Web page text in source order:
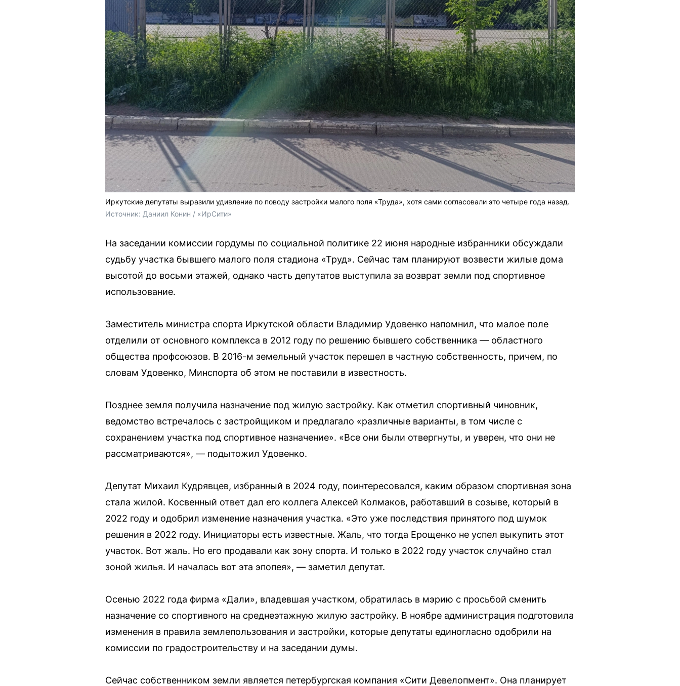
Иркутские депутаты выразили удивление по поводу застройки малого поля «Труда», хотя сами согласовали это четыре года назад.
Источник: Даниил Конин / «ИрСити»
На заседании комиссии гордумы по социальной политике 22 июня народные избранники обсуждали
судьбу участка бывшего малого поля стадиона «Труд». Сейчас там планируют возвести жилые дома
высотой до восьми этажей, однако часть депутатов выступила за возврат земли под спортивное
использование.
Заместитель министра спорта Иркутской области Владимир Удовенко напомнил, что малое поле
отделили от основного комплекса в 2012 году по решению бывшего собственника — областного
общества профсоюзов. В 2016-м земельный участок перешел в частную собственность, причем, по
словам Удовенко, Минспорта об этом не поставили в известность.
Позднее земля получила назначение под жилую застройку. Как отметил спортивный чиновник,
ведомство встречалось с застройщиком и предлагало «различные варианты, в том числе с
сохранением участка под спортивное назначение». «Все они были отвергнуты, и уверен, что они не
рассматриваются», — подытожил Удовенко.
Депутат Михаил Кудрявцев, избранный в 2024 году, поинтересовался, каким образом спортивная зона
стала жилой. Косвенный ответ дал его коллега Алексей Колмаков, работавший в созыве, который в
2022 году и одобрил изменение назначения участка. «Это уже последствия принятого под шумок
решения в 2022 году. Инициаторы есть известные. Жаль, что тогда Ерощенко не успел выкупить этот
участок. Вот жаль. Но его продавали как зону спорта. И только в 2022 году участок случайно стал
зоной жилья. И началась вот эта эпопея», — заметил депутат.
Осенью 2022 года фирма «Дали», владевшая участком, обратилась в мэрию с просьбой сменить
назначение со спортивного на среднеэтажную жилую застройку. В ноябре администрация подготовила
изменения в правила землепользования и застройки, которые депутаты единогласно одобрили на
комиссии по градостроительству и на заседании думы.
Сейчас собственником земли является петербургская компания «Сити Девелопмент». Она планирует